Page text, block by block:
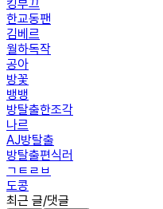
킹부끄
한교동팬
김베르
월하독작
공아
방꽃
뱅뱅
방탈출한조각
나르
AJ방탈출
방탈출편식러
ㄱㅌㄹㅂ
도콩
최근 글/댓글